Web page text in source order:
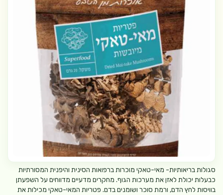
סגולות בריאותיות- מאי-טאקי מוכרות ברפואות הסינית והיפנית המסורתיות
כבעלות יכולת לאזן את מערכות הגוף. מחקרים מדעיים מדווחים על השפעתן
בוויסות לחץ הדם, ורמת סוכר ושומנים בדם. פטריות המאי-טאקי מכילות את